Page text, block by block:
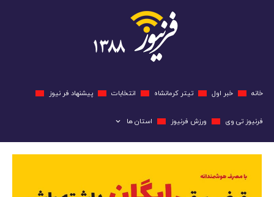
خانه خبر اول تیتر کرمانشاه انتخابات پیشنهاد فر نیوز
فرنیوز تی وی ورزش فرنیوز استان ها